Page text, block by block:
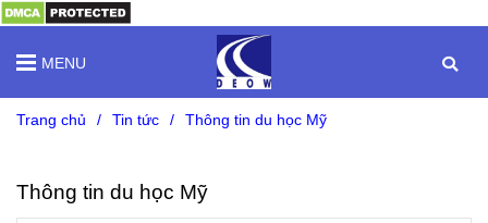
MENU
Trang chủ / Tin tức / Thông tin du học Mỹ
Thông tin du học Mỹ